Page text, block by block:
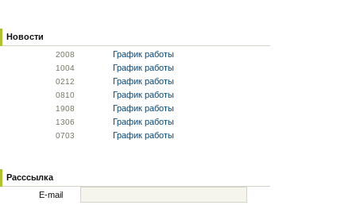
Новости
2008 График работы
1004 График работы
0212 График работы
0810 График работы
1908 График работы
1306 График работы
0703 График работы
Расссылка
E-mail